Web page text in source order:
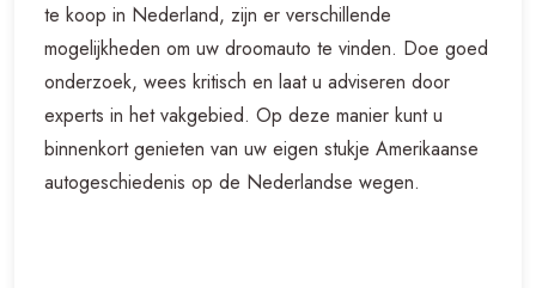
te koop in Nederland, zijn er verschillende
mogelijkheden om uw droomauto te vinden. Doe goed
onderzoek, wees kritisch en laat u adviseren door
experts in het vakgebied. Op deze manier kunt u
binnenkort genieten van uw eigen stukje Amerikaanse
autogeschiedenis op de Nederlandse wegen.